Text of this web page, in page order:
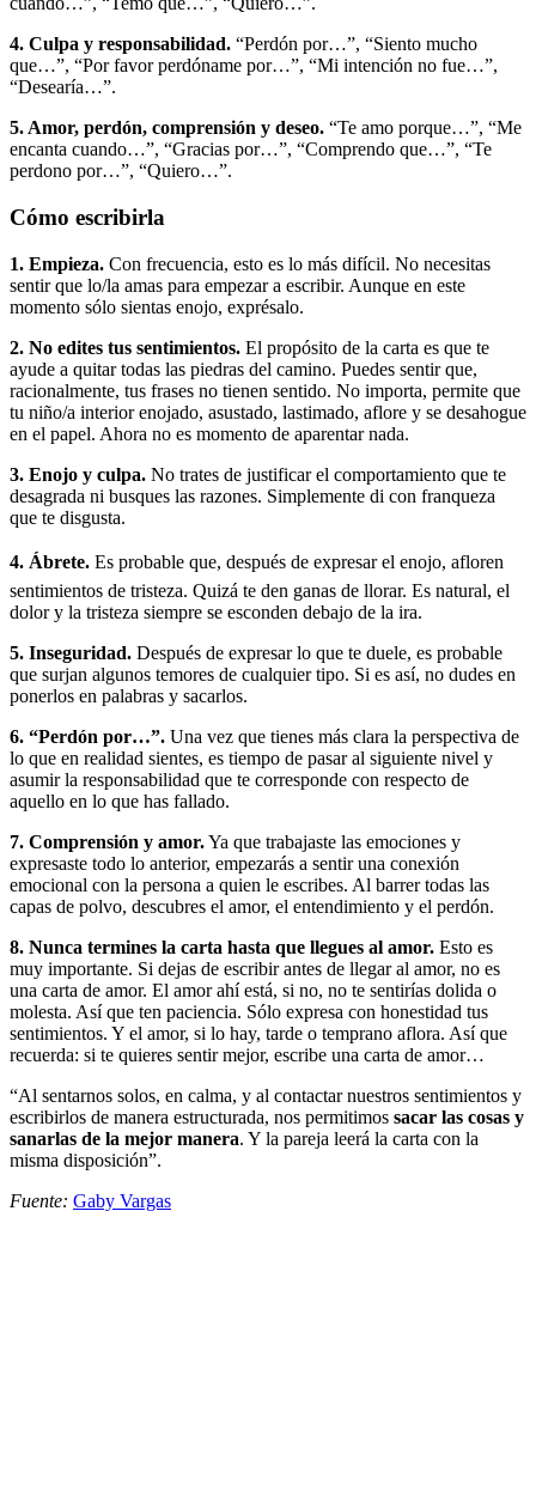
4. Culpa y responsabilidad. “Perdón por…”, “Siento mucho
que…”, “Por favor perdóname por…”, “Mi intención no fue…”,
“Desearía…”.
5. Amor, perdón, comprensión y deseo. “Te amo porque…”, “Me
encanta cuando…”, “Gracias por…”, “Comprendo que…”, “Te
perdono por…”, “Quiero…”.
Cómo escribirla
1. Empieza. Con frecuencia, esto es lo más difícil. No necesitas
sentir que lo/la amas para empezar a escribir. Aunque en este
momento sólo sientas enojo, exprésalo.
2. No edites tus sentimientos. El propósito de la carta es que te
ayude a quitar todas las piedras del camino. Puedes sentir que,
racionalmente, tus frases no tienen sentido. No importa, permite que
tu niño/a interior enojado, asustado, lastimado, aflore y se desahogue
en el papel. Ahora no es momento de aparentar nada.
3. Enojo y culpa. No trates de justificar el comportamiento que te
desagrada ni busques las razones. Simplemente di con franqueza
que te disgusta.
4. Ábrete. Es probable que, después de expresar el enojo, afloren
sentimientos de tristeza. Quizá te den ganas de llorar. Es natural, el
dolor y la tristeza siempre se esconden debajo de la ira.
5. Inseguridad. Después de expresar lo que te duele, es probable
que surjan algunos temores de cualquier tipo. Si es así, no dudes en
ponerlos en palabras y sacarlos.
6. “Perdón por…”. Una vez que tienes más clara la perspectiva de
lo que en realidad sientes, es tiempo de pasar al siguiente nivel y
asumir la responsabilidad que te corresponde con respecto de
aquello en lo que has fallado.
7. Comprensión y amor.Ya que trabajaste las emociones y
expresaste todo lo anterior, empezarás a sentir una conexión
emocional con la persona a quien le escribes. Al barrer todas las
capas de polvo, descubres el amor, el entendimiento y el perdón.
8. Nunca termines la carta hasta que llegues al amor. Esto es
muy importante. Si dejas de escribir antes de llegar al amor, no es
una carta de amor. El amor ahí está, si no, no te sentirías dolida o
molesta. Así que ten paciencia. Sólo expresa con honestidad tus
sentimientos. Y el amor, si lo hay, tarde o temprano aflora. Así que
recuerda: si te quieres sentir mejor, escribe una carta de amor…
“Al sentarnos solos, en calma, y al contactar nuestros sentimientos y
escribirlos de manera estructurada, nos permitimos sacar las cosas y
sanarlas de la mejor manera. Y la pareja leerá la carta con la
misma disposición”.
Fuente: Gaby Vargas